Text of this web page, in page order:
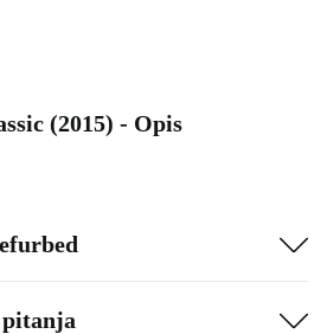
(2015) - Opis
pitanja